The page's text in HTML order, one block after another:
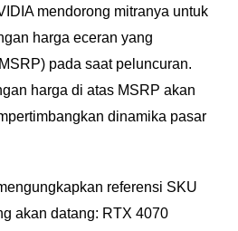
mendorong mitranya untuk
harga eceran yang
pada saat peluncuran.
harga di atas MSRP akan
dinamika pasar
referensi SKU
akan datang: RTX 4070